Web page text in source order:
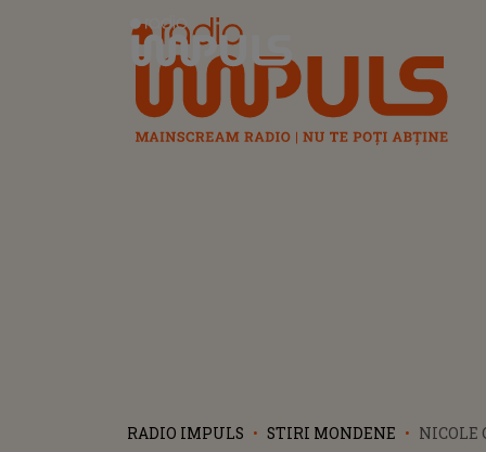
Radio Impuls
RADIO IMPULS STIRI MONDENE
NICOLE